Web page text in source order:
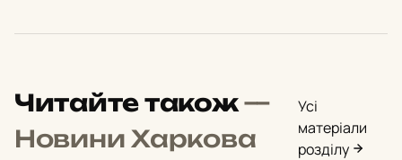
Читайте також—
Новини Харкова
Усі
матеріали
розділу